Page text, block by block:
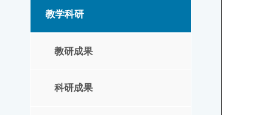
教学科研
教研成果
科研成果